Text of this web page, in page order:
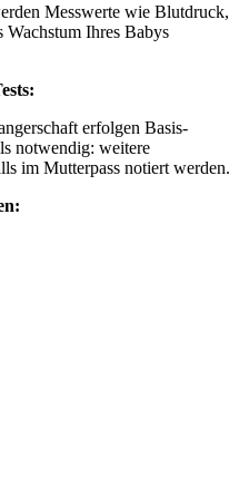
Messwerte wie Blutdruck,
Ihres Babys
erfolgen Basis-
notwendig: weitere
im Mutterpass notiert werden.